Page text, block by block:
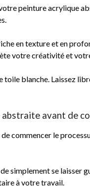
peinture acrylique
en texture et en
votre créativité et
blanche. Laissez
avant de
commencer le
simplement se laisser
à votre travail.